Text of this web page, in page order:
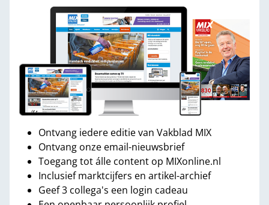
Ontvang iedere editie van Vakblad MIX
Ontvang onze email-nieuwsbrief
Toegang tot álle content op MIXonline.nl
Inclusief marktcijfers en artikel-archief
Geef 3 collega's een login cadeau